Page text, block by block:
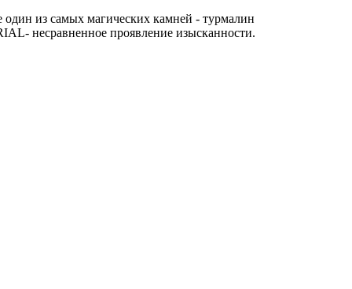
из самых магических камней - турмалин
несравненное проявление изысканности.